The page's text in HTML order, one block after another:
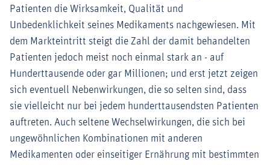
Patienten die Wirksamkeit, Qualität und
Unbedenklichkeit seines Medikaments nachgewiesen. Mit
dem Markteintritt steigt die Zahl der damit behandelten
Patienten jedoch meist noch einmal stark an - auf
Hunderttausende oder gar Millionen; und erst jetzt zeigen
sich eventuell Nebenwirkungen, die so selten sind, dass
sie vielleicht nur bei jedem hunderttausendsten Patienten
auftreten. Auch seltene Wechselwirkungen, die sich bei
ungewöhnlichen Kombinationen mit anderen
Medikamenten oder einseitiger Ernährung mit bestimmten